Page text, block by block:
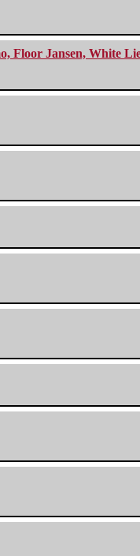
Floor Jansen, White